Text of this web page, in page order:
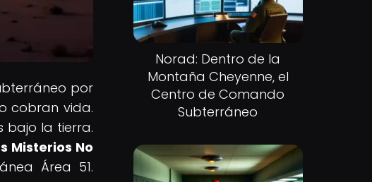
por
cobran vida.
bajo la tierra.
Misterios No
Área 51.
Norad: Dentro de la
Montaña Cheyenne, el
Centro de Comando
Subterráneo